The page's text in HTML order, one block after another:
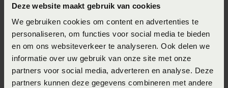
Deze website maakt gebruik van cookies
We gebruiken cookies om content en advertenties te
personaliseren, om functies voor social media te bieden
en om ons websiteverkeer te analyseren. Ook delen we
informatie over uw gebruik van onze site met onze
partners voor social media, adverteren en analyse. Deze
partners kunnen deze gegevens combineren met andere